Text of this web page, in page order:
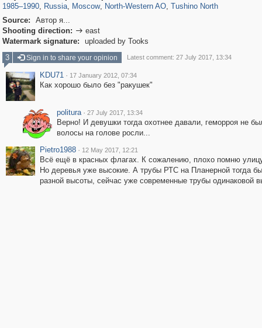
1985–1990, Russia, Moscow, North-Western AO, Tushino North
Source:
Автор я...
Shooting direction:  east
Watermark signature:
uploaded by Tooks
3
Sign in to share your opinion Latest comment: 27 July 2017, 13:34
KDU71 · 17 January 2012, 07:34
Как хорошо было без "ракушек"
politura · 27 July 2017, 13:34
Верно! И девушки тогда охотнее давали, геморроя не
волосы на голове росли...
Pietro1988 · 12 May 2017, 12:21
Всё ещё в красных флагах. К сожалению, плохо помню
Но деревья уже высокие. А трубы РТС на Планерной тогда
разной высоты, сейчас уже современные трубы одинаковой